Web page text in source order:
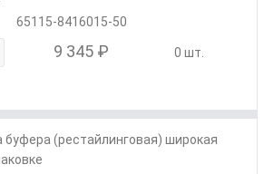
65115-8416015-50
9 345 ₽ 0 шт.
буфера (рестайлинговая) широкая